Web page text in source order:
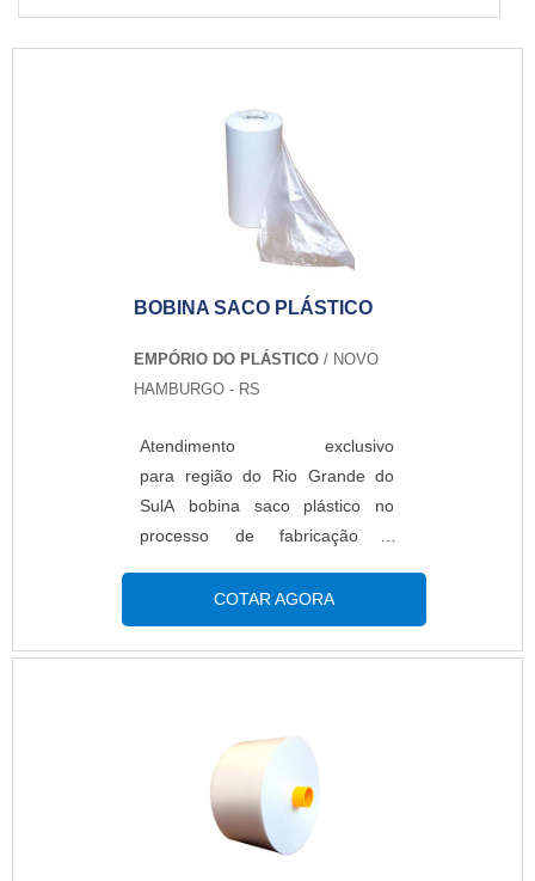
BOBINA SACO PLÁSTICO
EMPÓRIO DO PLÁSTICO / NOVO
HAMBURGO - RS
Atendimento exclusivo
para região do Rio Grande do
SulA bobina saco plástico no
processo de fabricação é
bobina e filme termoplástico,
servindo para acondicionar
materiais e objetos, e proteger
perecíveis e não perecíveis. As
bobinas plásticas tem um
formato diferenciado de carretel
onde o material é enrolado para
COTAR AGORA